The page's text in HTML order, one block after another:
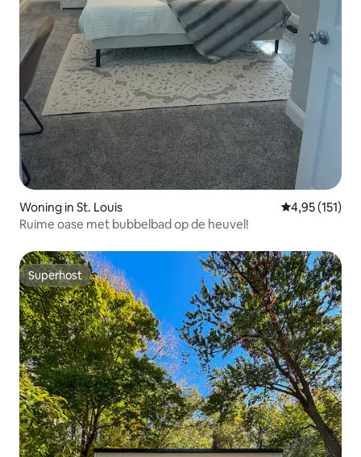
Woning in St. Louis Gemiddelde
4,95 (151)
Ruime oase met bubbelbad op de heuvel!
Superhost
Superhost